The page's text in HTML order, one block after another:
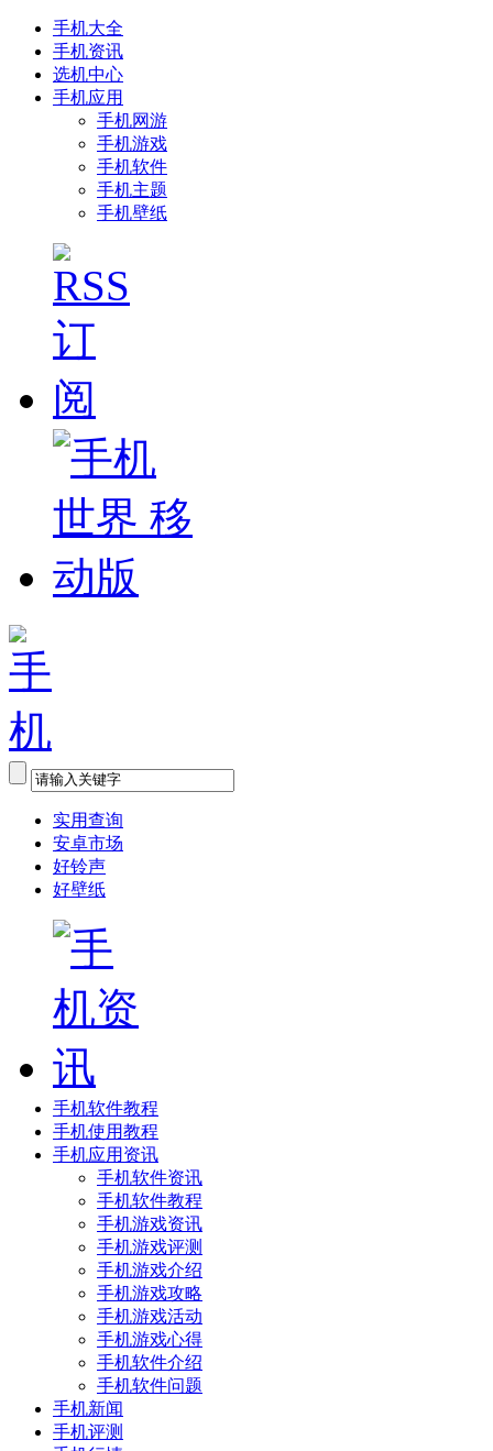
手机大全
手机资讯
选机中心
手机应用
手机网游
手机游戏
手机软件
手机主题
手机壁纸
实用查询
安卓市场
好铃声
好壁纸
手机软件教程
手机使用教程
手机应用资讯
手机软件资讯
手机软件教程
手机游戏资讯
手机游戏评测
手机游戏介绍
手机游戏攻略
手机游戏活动
手机游戏心得
手机软件介绍
手机软件问题
手机新闻
手机评测